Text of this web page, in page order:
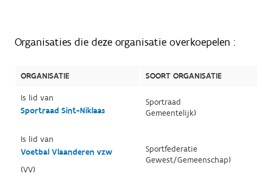
Organisaties die deze organisatie overkoepelen :
ORGANISATIE
SOORT ORGANISATIE
Is lid van
Sportraad Sint-Niklaas
Sportraad
Gemeentelijk)
Is lid van
Voetbal Vlaanderen vzw
(VV)
Sportfederatie
Gewest/Gemeenschap)